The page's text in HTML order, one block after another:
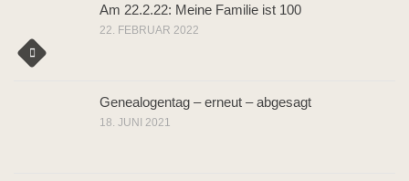
Am 22.2.22: Meine Familie ist 100
22. FEBRUAR 2022
Genealogentag – erneut – abgesagt
18. JUNI 2021